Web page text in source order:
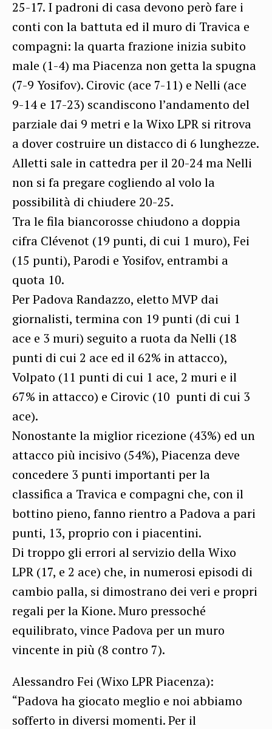
25-17. I padroni di casa devono però fare i
conti con la battuta ed il muro di Travica e
compagni: la quarta frazione inizia subito
male (1-4) ma Piacenza non getta la spugna
(7-9 Yosifov). Cirovic (ace 7-11) e Nelli (ace
9-14 e 17-23) scandiscono l’andamento del
parziale dai 9 metri e la Wixo LPR si ritrova
a dover costruire un distacco di 6 lunghezze.
Alletti sale in cattedra per il 20-24 ma Nelli
non si fa pregare cogliendo al volo la
possibilità di chiudere 20-25.
Tra le fila biancorosse chiudono a doppia
cifra Clévenot (19 punti, di cui 1 muro), Fei
(15 punti), Parodi e Yosifov, entrambi a
quota 10.
Per Padova Randazzo, eletto MVP dai
giornalisti, termina con 19 punti (di cui 1
ace e 3 muri) seguito a ruota da Nelli (18
punti di cui 2 ace ed il 62% in attacco),
Volpato (11 punti di cui 1 ace, 2 muri e il
67% in attacco) e Cirovic (10 punti di cui 3
ace).
Nonostante la miglior ricezione (43%) ed un
attacco più incisivo (54%), Piacenza deve
concedere 3 punti importanti per la
classifica a Travica e compagni che, con il
bottino pieno, fanno rientro a Padova a pari
punti, 13, proprio con i piacentini.
Di troppo gli errori al servizio della Wixo
LPR (17, e 2 ace) che, in numerosi episodi di
cambio palla, si dimostrano dei veri e propri
regali per la Kione. Muro pressoché
equilibrato, vince Padova per un muro
vincente in più (8 contro 7).
Alessandro Fei (Wixo LPR Piacenza):
“Padova ha giocato meglio e noi abbiamo
sofferto in diversi momenti. Per il